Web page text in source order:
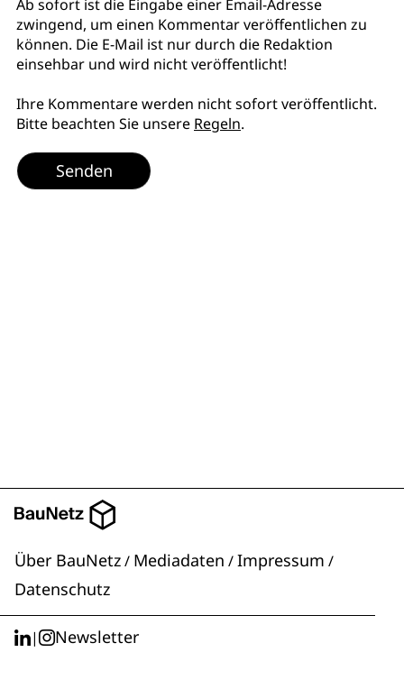
Ab sofort ist die Eingabe einer Email-Adresse
zwingend, um einen Kommentar veröffentlichen zu
können. Die E-Mail ist nur durch die Redaktion
einsehbar und wird nicht veröffentlicht!
Ihre Kommentare werden nicht sofort veröffentlicht.
Bitte beachten Sie unsere Regeln.
Senden
Über BauNetz/ Mediadaten /Impressum /
Datenschutz
| Newsletter